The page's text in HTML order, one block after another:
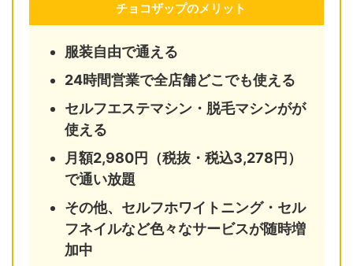
チョコザップのメリット
服装自由で通える
24時間営業で全店舗どこでも使える
セルフエステマシン・脱毛マシンがが
使える
月額2,980円（税抜・税込3,278円）
で通い放題
その他、セルフホワイトニング・セル
フネイルなど色々なサービスが随時増
加中